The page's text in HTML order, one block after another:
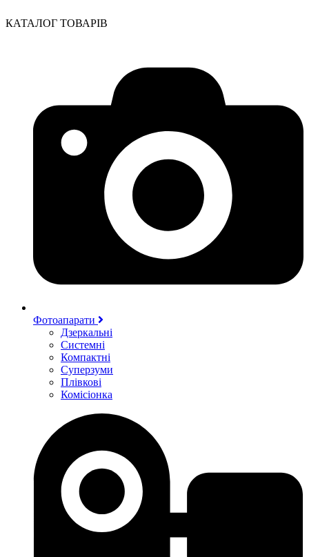
КАТАЛОГ ТОВАРІВ
Фотоапарати
Дзеркальні
Системні
Компактні
Суперзуми
Плівкові
Комісіонка